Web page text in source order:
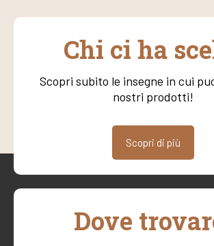
Chi ci ha
Scopri subito le insegne in cui
nostri prodotti!
Scopri di più
Dove